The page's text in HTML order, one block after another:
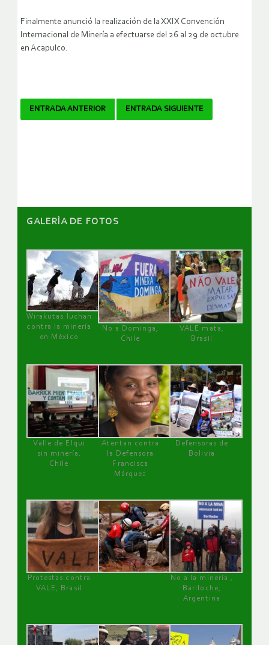
Finalmente anunció la realización de la XXIX Convención
Internacional de Minería a efectuarse del 26 al 29 de octubre
en Acapulco.
Navegador
ENTRADA ANTERIOR ENTRADA SIGUIENTE
GALERÌA DE FOTOS
Wirakutas luchan
contra la minería
en México
No a Dominga,
Chile
VALE mata,
Brasil
Valle de Elqui
sin minería.
Chile
Atentan contra
la Defensora
Francisca
Márquez
Defensoras de
Bolivia
Protestas contra
VALE, Brasil
No a la minería ,
Bariloche,
Argentina